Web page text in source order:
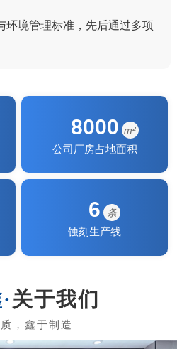
境管理标准，先后通过多项
8000 m²
公司厂房占地面积
6
条
蚀刻生产线
关于我们